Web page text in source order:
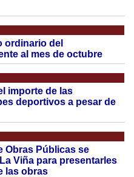
ordinario del
al mes de octubre
importe de las
deportivos a pesar de
Obras Públicas se
Viña para presentarles
las obras